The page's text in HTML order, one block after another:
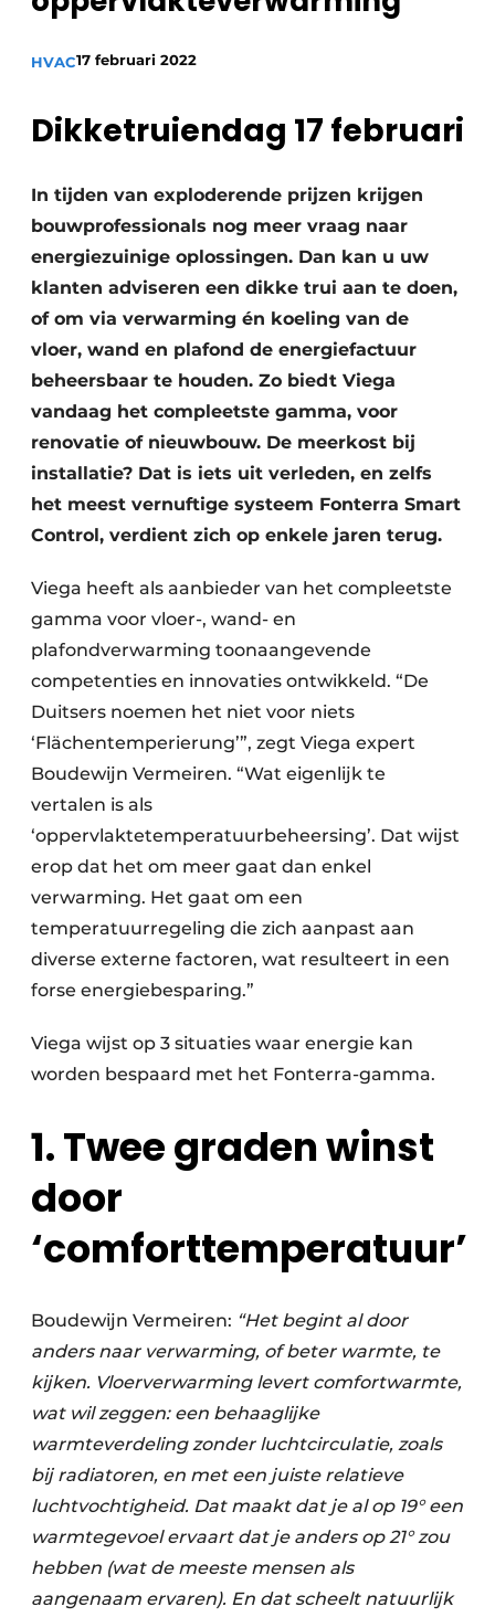
Vacatures
Sanitair
Binnenklimaat
Ventilatie
Warmtepompen
HVAC17 februari 2022
Dikketruiendag 17 februari
In tijden van exploderende prijzen krijgen
bouwprofessionals nog meer vraag naar
energiezuinige oplossingen. Dan kan u uw
klanten adviseren een dikke trui aan te doen,
of om via verwarming én koeling van de
vloer, wand en plafond de energiefactuur
beheersbaar te houden. Zo biedt Viega
vandaag het compleetste gamma, voor
renovatie of nieuwbouw. De meerkost bij
installatie? Dat is iets uit verleden, en zelfs
het meest vernuftige systeem Fonterra Smart
Control, verdient zich op enkele jaren terug.
Viega heeft als aanbieder van het compleetste
gamma voor vloer-, wand- en
plafondverwarming toonaangevende
competenties en innovaties ontwikkeld. “De
Duitsers noemen het niet voor niets
‘Flächentemperierung’”, zegt Viega expert
Boudewijn Vermeiren. “Wat eigenlijk te
vertalen is als
‘oppervlaktetemperatuurbeheersing’. Dat wijst
erop dat het om meer gaat dan enkel
verwarming. Het gaat om een
temperatuurregeling die zich aanpast aan
diverse externe factoren, wat resulteert in een
forse energiebesparing.”
Viega wijst op 3 situaties waar energie kan
worden bespaard met het Fonterra-gamma.
1. Twee graden winst
door
‘comforttemperatuur’
Boudewijn Vermeiren: “Het begint al door
anders naar verwarming, of beter warmte, te
kijken. Vloerverwarming levert comfortwarmte,
wat wil zeggen: een behaaglijke
warmteverdeling zonder luchtcirculatie, zoals
bij radiatoren, en met een juiste relatieve
luchtvochtigheid. Dat maakt dat je al op 19° een
warmtegevoel ervaart dat je anders op 21° zou
hebben (wat de meeste mensen als
aangenaam ervaren). En dat scheelt natuurlijk